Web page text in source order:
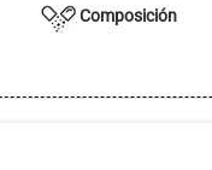
Composición